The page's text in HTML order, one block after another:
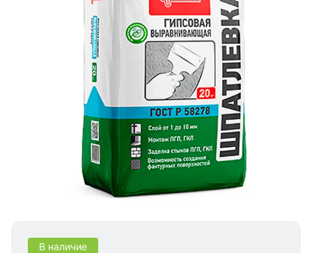
В наличие